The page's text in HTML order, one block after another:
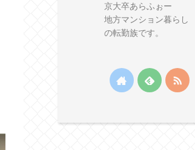
京大卒あらふぉー
地方マンション暮らし
の転勤族です。